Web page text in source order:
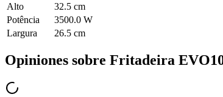
Alto
32.5 cm
Potência
3500.0 W
Largura
26.5 cm
Opiniones sobre Fritadeira